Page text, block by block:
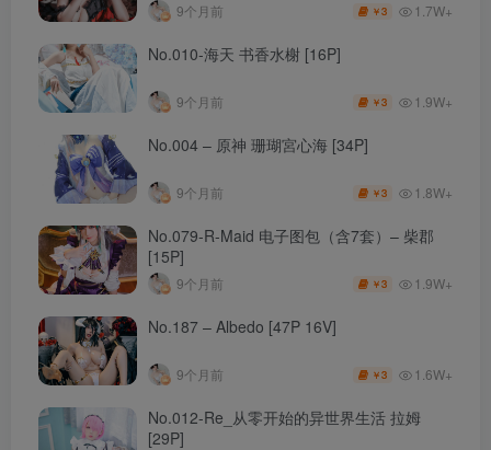
9个月前 ￥3 1.7W+
No.010-海天 书香水榭 [16P]
9个月前 ￥3 1.9W+
No.004 – 原神 珊瑚宮心海 [34P]
9个月前 ￥3 1.8W+
No.079-R-Maid 电子图包（含7套）– 柴郡
[15P]
9个月前 ￥3 1.9W+
No.187 – Albedo [47P 16V]
9个月前 ￥3 1.6W+
No.012-Re_从零开始的异世界生活 拉姆
[29P]